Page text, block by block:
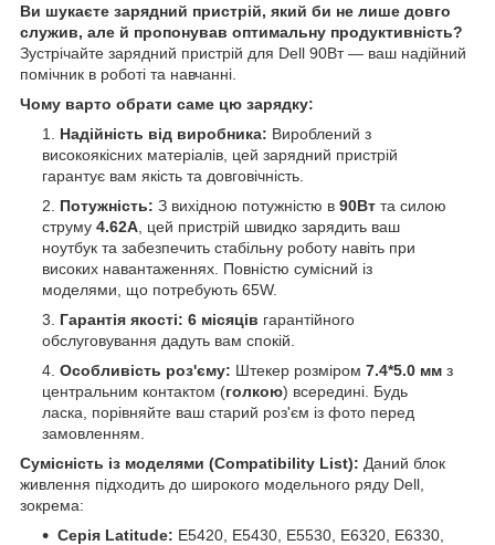
Ви шукаєте зарядний пристрій, який би не лише довго
служив, але й пропонував оптимальну продуктивність?
Зустрічайте зарядний пристрій для Dell 90Вт — ваш надійний
помічник в роботі та навчанні.
Чому варто обрати саме цю зарядку:
Надійність від виробника: Вироблений з
високоякісних матеріалів, цей зарядний пристрій
гарантує вам якість та довговічність.
Потужність: З вихідною потужністю в 90Вт та силою
струму 4.62А , цей пристрій швидко зарядить ваш
ноутбук та забезпечить стабільну роботу навіть при
високих навантаженнях. Повністю сумісний із
моделями, що потребують 65W.
Гарантія якості: 6 місяців гарантійного
обслуговування дадуть вам спокій.
Особливість роз'єму: Штекер розміром 7.4*5.0 мм з
центральним контактом (голкою) всередині. Будь
ласка, порівняйте ваш старий роз'єм із фото перед
замовленням.
Сумісність із моделями (Compatibility List): Даний блок
живлення підходить до широкого модельного ряду Dell,
зокрема:
Серія Latitude: E5420, E5430, E5530, E6320, E6330,